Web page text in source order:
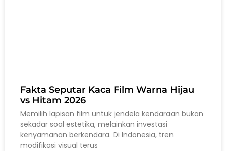
Fakta Seputar Kaca Film Warna Hijau
vs Hitam 2026
Memilih lapisan film untuk jendela kendaraan bukan
sekadar soal estetika, melainkan investasi
kenyamanan berkendara. Di Indonesia, tren
modifikasi visual terus